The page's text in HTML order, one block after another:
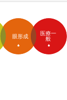
眼形成
医療一
般